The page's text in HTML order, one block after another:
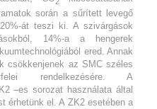
során a sűrített levegő
át teszi ki. A szivárgások
14%-a a hengerek
ered. Annak
csökkenjenek az SMC széles
rendelkezésére. A
–es sorozat használata által
érhetünk el. A ZK2 esetében a